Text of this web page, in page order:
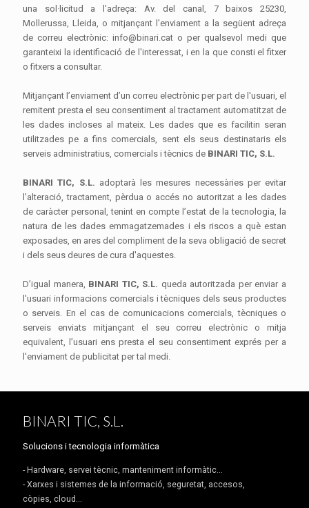
una sol·licitud a l’adreça: Av. del canal, 7 baixos 25230,
Mollerussa, Lleida, o mitjançant l’enviament a la següent adreça
de correu electrònic: info@binari.cat o per qualsevol medi que
garanteixi la identificació de l'interessat, i en la que consti el fitxer
o fitxers a consultar.
Mitjançant l’enviament d’un correu electrònic per part de l'usuari, el
remitent presta el seu consentiment al tractament automatitzat de
les dades incloses al mateix. Les dades que es facilitin seran
utilitzades pe a fins comercials, sent els seus destinataris els
serveis administratius, comercials i tècnics de BINARI TIC, S.L.
BINARI TIC, S.L. adoptarà les mesures necessàries per evitar
l’alteració, tractament, pèrdua o accés no autoritzat a les dades
de caràcter personal, tenint en compte l’estat de la tecnologia, la
natura de les dades emmagatzemades i els riscos a què estan
exposades, en ares del compliment de la seva obligació de secret
i dels seus deures de cura d'aquestes.
D’igual manera, BINARI TIC, S.L. queda autoritzada per enviar a
l'usuari informacions comercials i tècniques dels seus productes
o serveis. En el cas de comunicacions comercials, tècniques o
serveis enviats mitjançant el seu correu electrònic o mitja
equivalent, l’usuari ens presta el seu consentiment exprés per a
l'enviament de publicitat per tal medi.
BINARI TIC, S.L.
Solucions i tecnologia informàtica
- Hardware, servei tècnic, manteniment informàtic...
- Xarxes i sistemes de la informació, seguretat, accesos,
còpies, cloud...